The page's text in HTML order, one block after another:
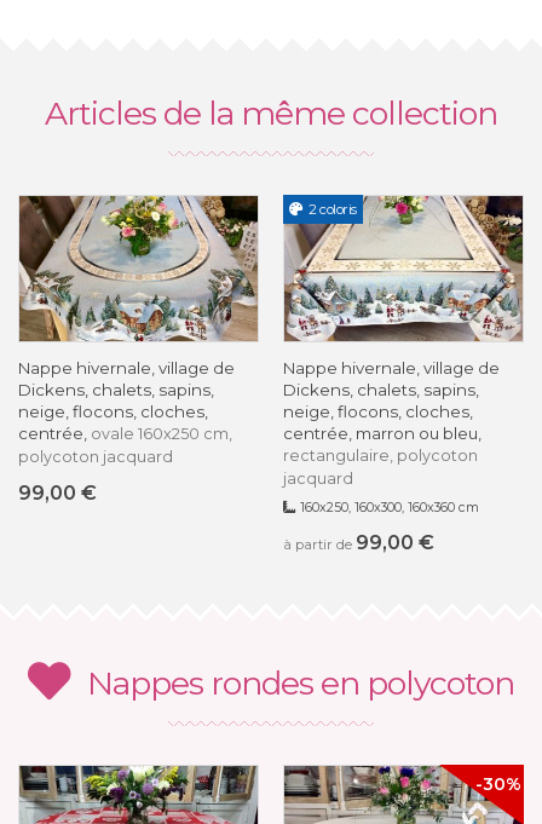
Articles de la même collection
Nappe hivernale, village de
Dickens, chalets, sapins,
neige, flocons, cloches,
centrée, ovale 160x250 cm,
polycoton jacquard
99,00 €
2 coloris
Nappe hivernale, village de
Dickens, chalets, sapins,
neige, flocons, cloches,
centrée, marron ou bleu,
rectangulaire, polycoton
jacquard
160x250, 160x300, 160x360 cm
à partir de 99,00 €
Nappes rondes en polycoton
-30%